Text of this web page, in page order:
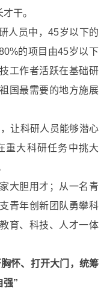
干。
员中，45岁以下的
的项目由45岁以下
工作者活跃在基础研
国最需要的地方施展
让科研人员能够潜心
重大科研任务中挑大
胆用才；从一名青
青年创新团队勇攀科
育、科技、人才一体
怀、打开大门，统筹
强”